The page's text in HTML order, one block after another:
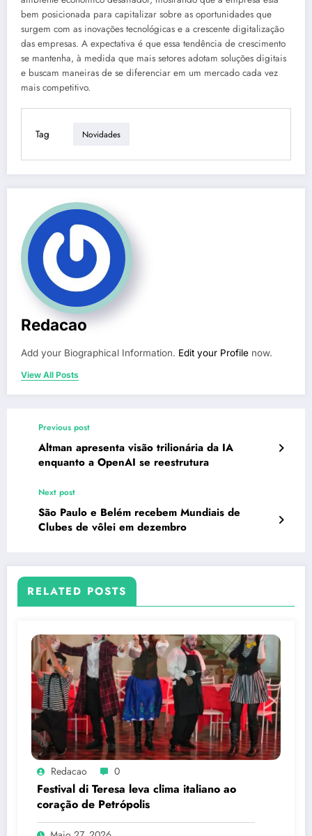
bem posicionada para capitalizar sobre as oportunidades que
surgem com as inovações tecnológicas e a crescente digitalização
das empresas. A expectativa é que essa tendência de crescimento
se mantenha, à medida que mais setores adotam soluções digitais
e buscam maneiras de se diferenciar em um mercado cada vez
mais competitivo.
Tag Novidades
Redacao
Add your Biographical Information. Edit your Profile now.
View All Posts
Previous post
Altman apresenta visão trilionária da IA
enquanto a OpenAI se reestrutura
Next post
São Paulo e Belém recebem Mundiais de
Clubes de vôlei em dezembro
RELATED POSTS
Redacao 0
Festival di Teresa leva clima italiano ao
coração de Petrópolis